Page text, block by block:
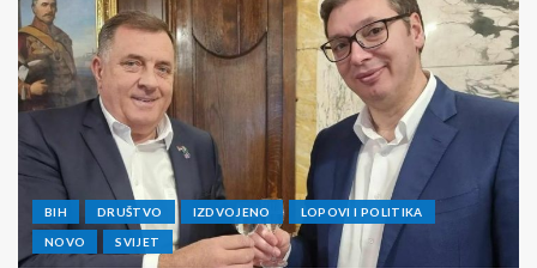
BIH DRUŠTVO IZDVOJENO LOPOVI I POLITIKA
NOVO SVIJET